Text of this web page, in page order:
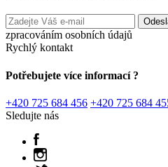
zpracováním osobních údajů
Rychlý kontakt
Potřebujete více informací ?
+420 725 684 456 +420 725 684
Sledujte nás